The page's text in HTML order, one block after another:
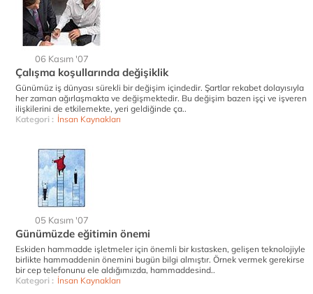
06 Kasım '07
Çalışma koşullarında değişiklik
Günümüz iş dünyası sürekli bir değişim içindedir. Şartlar rekabet dolayısıyla
her zaman ağırlaşmakta ve değişmektedir. Bu değişim bazen işçi ve işveren
ilişkilerini de etkilemekte, yeri geldiğinde ça..
Kategori : İnsan Kaynakları
05 Kasım '07
Günümüzde eğitimin önemi
Eskiden hammadde işletmeler için önemli bir kıstasken, gelişen teknolojiyle
birlikte hammaddenin önemini bugün bilgi almıştır. Örnek vermek gerekirse
bir cep telefonunu ele aldığımızda, hammaddesind..
Kategori : İnsan Kaynakları